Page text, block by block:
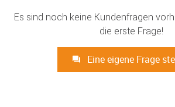
Es sind noch keine Kundenfragen
die erste Frage!
Eine eigene Frage